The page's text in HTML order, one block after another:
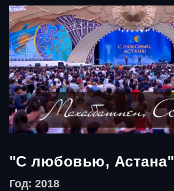
"С любовью, Астана"
Год: 2018